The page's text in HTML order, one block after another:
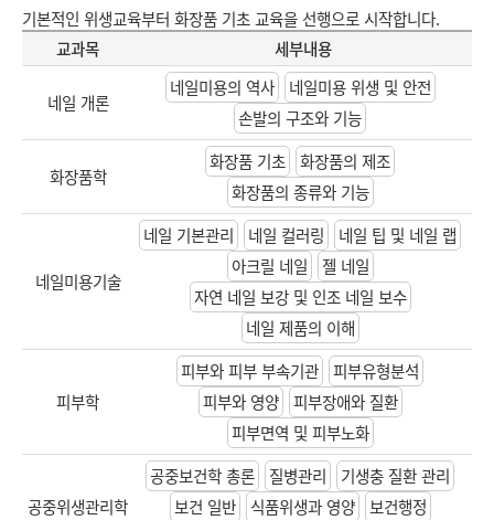
기본적인 위생교육부터 화장품 기초 교육을 선행으로 시작합니다.
교과목
세부내용
네일 개론
네일미용의 역사
네일미용 위생 및 안전
손발의 구조와 기능
화장품학
화장품 기초 화장품의 제조
화장품의 종류와 기능
네일미용기술
네일 기본관리 네일 컬러링
네일 팁 및 네일 랩
아크릴 네일
젤 네일
자연 네일 보강 및 인조 네일 보수
네일 제품의 이해
피부학
피부와 피부 부속기관 피부유형분석
피부와 영양
피부장애와 질환
피부면역 및 피부노화
공중위생관리학
공중보건학 총론 질병관리
기생충 질환 관리
보건 일반
식품위생과 영양
보건행정